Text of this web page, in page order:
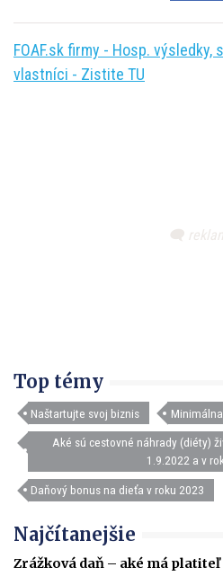
FOAF.sk firmy - Hosp. výsledky,
vlastníci - Zistite TU
Top témy
Naštartujte svoj biznis
Aké sú cestovné náhrady (diéty)
1.9.2022 a v
Daňový bonus na dieťa v roku 2023
Najčítanejšie
Zrážková daň – aké má